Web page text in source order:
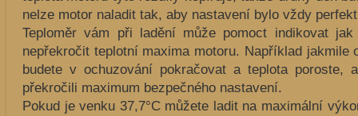
nelze motor naladit tak, aby nastavení bylo vždy
Teploměr vám při ladění může pomoct indikovat
nepřekročit teplotní maxima motoru. Například
budete v ochuzování pokračovat a teplota
překročili maximum bezpečného nastavení.
Pokud je venku 37,7°C můžete ladit na maximální